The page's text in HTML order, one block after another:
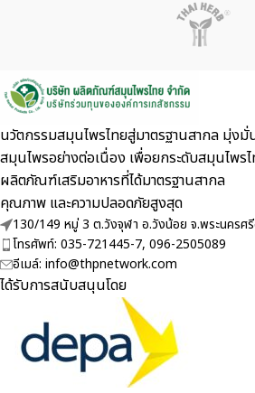
นวัตกรรมสมุนไพรไทยสู่มาตรฐานสากล มุ่
สมุนไพรอย่างต่อเนื่อง เพื่อยกระดับสมุนไพร
ผลิตภัณฑ์เสริมอาหารที่ได้มาตรฐานสาก
คุณภาพ และความปลอดภัยสูงสุด
130/149 หมู่ 3 ต.วังจุฬา อ.วังน้อย จ.พระนครศ
โทรศัพท์: 035-721445-7, 096-2505089
อีเมล์: info@thpnetwork.com
ได้รับการสนับสนุนโดย